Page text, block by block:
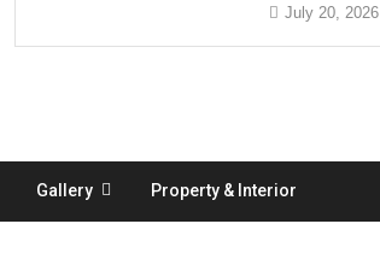
July 20, 2026
Gallery Property & Interior